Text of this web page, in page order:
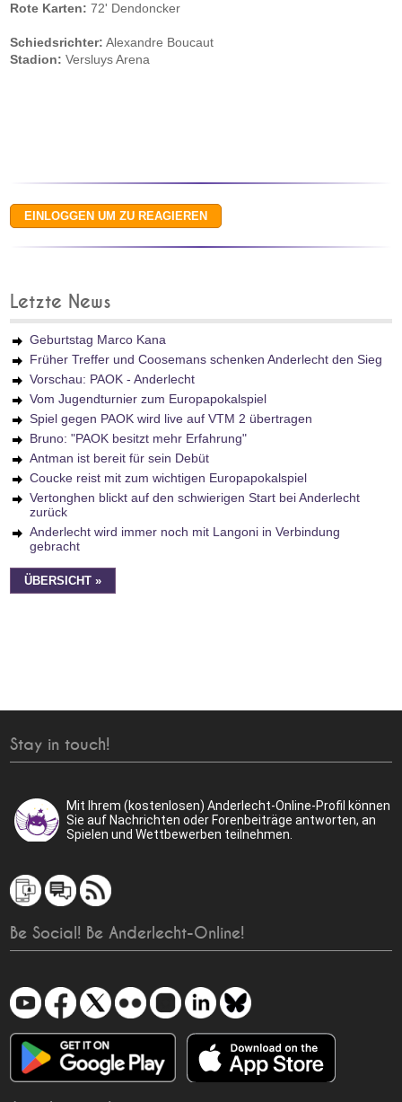
Rote Karten: 72' Dendoncker
Schiedsrichter: Alexandre Boucaut
Stadion: Versluys Arena
Letzte News
Geburtstag Marco Kana
Früher Treffer und Coosemans schenken Anderlecht den Sieg
Vorschau: PAOK - Anderlecht
Vom Jugendturnier zum Europapokalspiel
Spiel gegen PAOK wird live auf VTM 2 übertragen
Bruno: "PAOK besitzt mehr Erfahrung"
Antman ist bereit für sein Debüt
Coucke reist mit zum wichtigen Europapokalspiel
Vertonghen blickt auf den schwierigen Start bei Anderlecht
zurück
Anderlecht wird immer noch mit Langoni in Verbindung
gebracht
ÜBERSICHT »
Stay in touch!
Mit Ihrem (kostenlosen) Anderlecht-Online-Profil können
Sie auf Nachrichten oder Forenbeiträge antworten, an
Spielen und Wettbewerben teilnehmen.
Be Social! Be Anderlecht-Online!